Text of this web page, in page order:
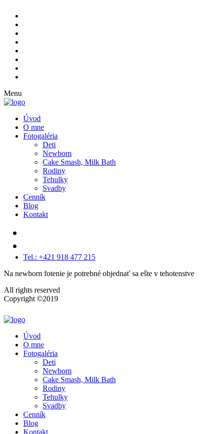
Menu
Úvod
O mne
Fotogaléria
Deti
Newborn
Cake Smash, Milk Bath
Rodiny
Tehulky
Svadby
Cenník
Blog
Kontakt
Tel.: +421 918 477 215
Na newborn fotenie je potrebné objednať sa ešte v tehotenstve
All rights reserved
Copyright ©2019
Úvod
O mne
Fotogaléria
Deti
Newborn
Cake Smash, Milk Bath
Rodiny
Tehulky
Svadby
Cenník
Blog
Kontakt